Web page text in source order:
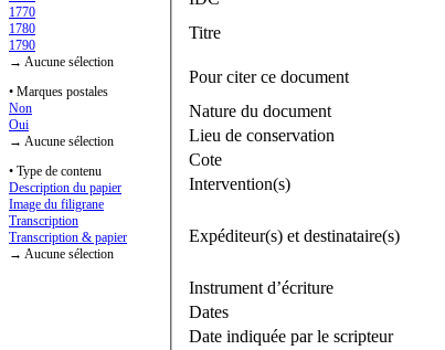
1770
1780
1790
→ Aucune sélection
• Marques postales
Non
Oui
→ Aucune sélection
• Type de contenu
Description du papier
Image du filigrane
Transcription
Transcription & papier
→ Aucune sélection
Titre
Pour citer ce document
Nature du document
Lieu de conservation
Cote
Intervention(s)
Expéditeur(s) et destinataire(s)
Instrument d’écriture
Dates
Date indiquée par le scripteur